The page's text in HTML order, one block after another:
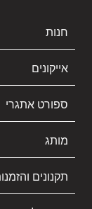
חנות
אייקונים
ספורט אתגרי
מותג
תקנונים